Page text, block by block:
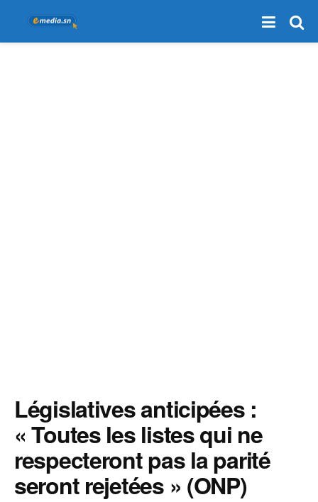
Législatives anticipées :
« Toutes les listes qui ne
respecteront pas la parité
seront rejetées » (ONP)